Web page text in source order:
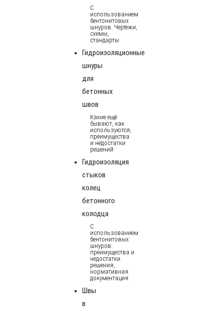
С
использованием
бентонитовых
шнуров. Чертежи,
схемы,
стандарты
Гидроизоляционные
шнуры
для
бетонных
швов
Какие ещё
бывают, как
используются,
преимущества
и недостатки
решений
Гидроизоляция
стыков
колец
бетонного
колодца
С
использованием
бентонитовых
шнуров:
преимущества и
недостатки
решения,
нормативная
документация
Швы
в